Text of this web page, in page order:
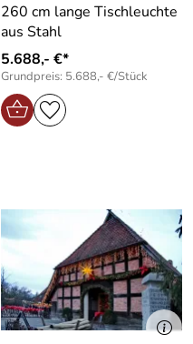
260 cm lange Tischleuchte
aus Stahl
5.688,- €*
Grundpreis: 5.688,- €/Stück